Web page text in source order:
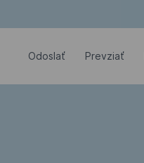
Odoslať Prevziať